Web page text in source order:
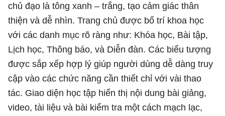
chủ đạo là tông xanh – trắng, tạo cảm giác thân
thiện và dễ nhìn. Trang chủ được bố trí khoa học
với các danh mục rõ ràng như: Khóa học, Bài tập,
Lịch học, Thông báo, và Diễn đàn. Các biểu tượng
được sắp xếp hợp lý giúp người dùng dễ dàng truy
cập vào các chức năng cần thiết chỉ với vài thao
tác. Giao diện học tập hiển thị nội dung bài giảng,
video, tài liệu và bài kiểm tra một cách mạch lạc,